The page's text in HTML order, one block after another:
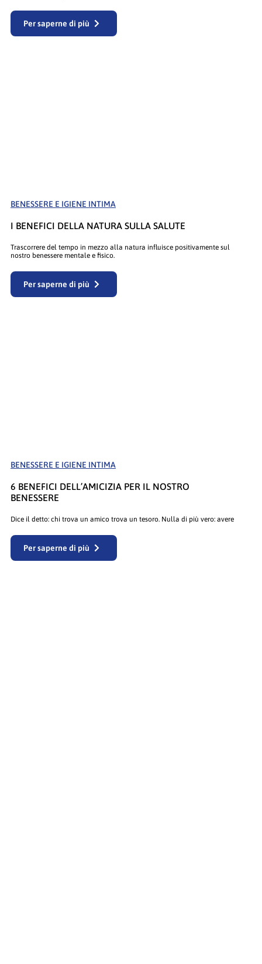
Per saperne di più
BENESSERE E IGIENE INTIMA
I BENEFICI DELLA NATURA SULLA SALUTE
Trascorrere del tempo in mezzo alla natura influisce positivamente sul
nostro benessere mentale e fisico.
Per saperne di più
BENESSERE E IGIENE INTIMA
6 BENEFICI DELL’AMICIZIA PER IL NOSTRO
BENESSERE
Dice il detto: chi trova un amico trova un tesoro. Nulla di più vero: avere
Per saperne di più